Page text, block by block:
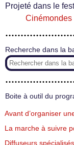
Projeté dans le
Cinémondes
Recherche dans la
Boite à outil du
Avant d’organiser
La marche à suivre
Diffuseurs spécialisés